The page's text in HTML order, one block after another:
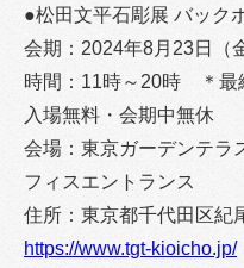
●松田文平石彫展 バック
会期：2024年8月23日（
時間：11時～20時 ＊最
入場無料・会期中無休
会場：東京ガーデンテラ
フィスエントランス
住所：東京都千代田区紀
https://www.tgt-kioicho.jp/